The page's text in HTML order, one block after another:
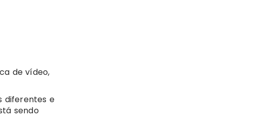
de vídeo,
diferentes e
sendo